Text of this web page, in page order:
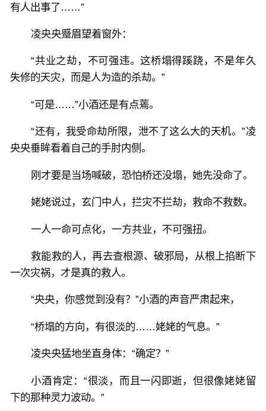
有人出事了……”
凌央央蹙眉望着窗外：
“共业之劫，不可强违。这桥塌得蹊跷，不是年久
失修的天灾，而是人为造的杀劫。”
“可是……”小酒还是有点蔫。
“还有，我受命劫所限，泄不了这么大的天机。”凌
央央垂眸看着自己的手肘内侧。
刚才要是当场喊破，恐怕桥还没塌，她先没命了。
姥姥说过，玄门中人，拦灾不拦劫，救命不救数。
一人一命可点化，一方共业，不可强扭。
救能救的人，再去查根源、破邪局，从根上掐断下
一次灾祸，才是真的救人。
“央央，你感觉到没有？”小酒的声音严肃起来，
“桥塌的方向，有很淡的……姥姥的气息。”
凌央央猛地坐直身体：“确定？”
小酒肯定：“很淡，而且一闪即逝，但很像姥姥留
下的那种灵力波动。”